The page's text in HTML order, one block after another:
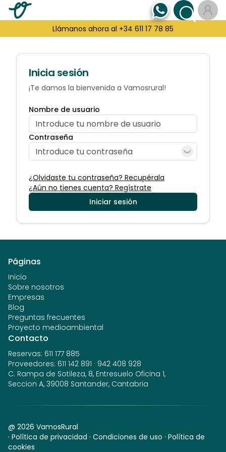
Llámanos ahora al +34 611 17 78 85
Inicia sesión
¡Te damos la bienvenida a Vamosrural!
Nombre de usuario
Contraseña
¿Olvidaste tu contraseña? Recupérala
¿Aún no tienes cuenta? Regístrate
Iniciar sesión
Páginas
Inicio
Sobre nosotros
Empresas
Blog
Preguntas frecuentes
Proyecto medioambiental
Contacto
Reservas: 611 177 885
Proveedores: 611 142 891 · 942 408 928
C. Rampa de Sotileza, 8, Entresuelo Oficina 1,
Seccion A, 39008 Santander, Cantabria
@ 2026 VamosRural
· Política de privacidad · Condiciones de uso · Política de
cookies